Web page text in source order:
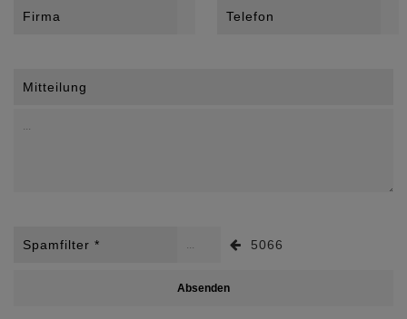
Firma Telefon
Mitteilung
Spamfilter * 5066
Absenden